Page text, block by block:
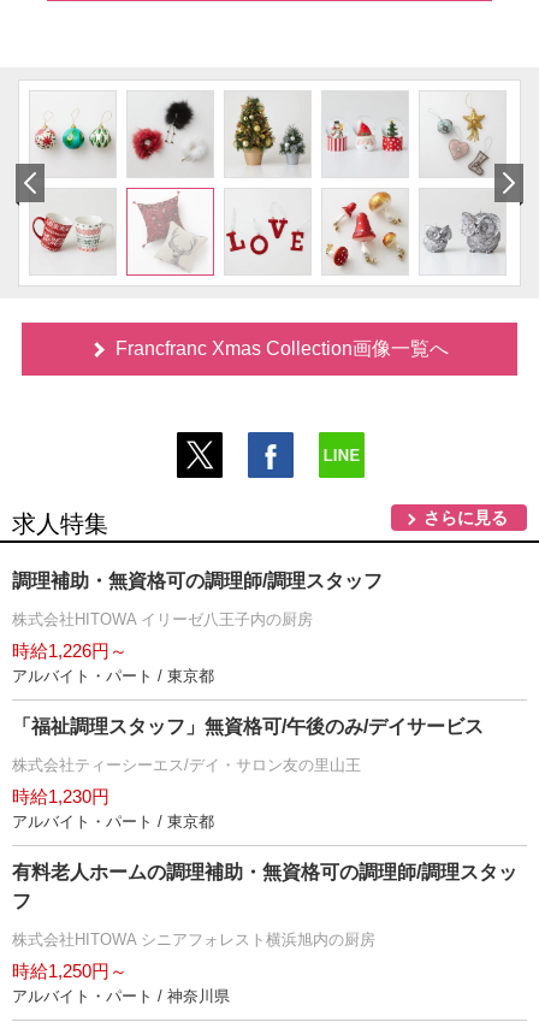
Francfranc Xmas Collection画像一覧へ
求人特集 さらに見る
調理補助・無資格可の調理師/調理スタッフ
株式会社HITOWA イリーゼ八王子内の厨房
時給1,226円～
アルバイト・パート / 東京都
「福祉調理スタッフ」無資格可/午後のみ/デイサービス
株式会社ティーシーエス/デイ・サロン友の里山王
時給1,230円
アルバイト・パート / 東京都
有料老人ホームの調理補助・無資格可の調理師/調理スタッ
フ
株式会社HITOWA シニアフォレスト横浜旭内の厨房
時給1,250円～
アルバイト・パート / 神奈川県